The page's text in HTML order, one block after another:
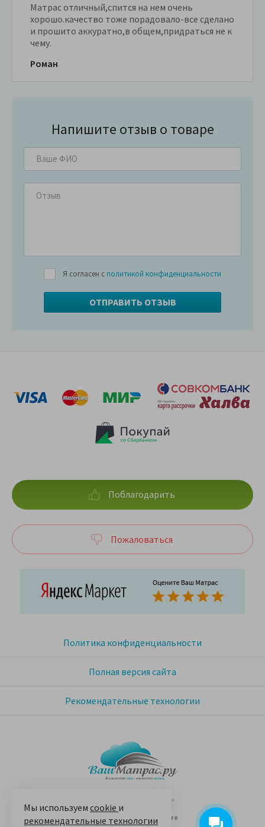
Матрас отличный,спится на нем очень
хорошо.качество тоже порадовало-все сделано
и прошито аккуратно,в общем,придраться не к
чему.
Роман
Напишите отзыв о товаре
Я согласен с политикой конфиденциальности
© 2005-2026 «Ваш матрас»
14 лет на Яндекс.Маркете
Политика конфиденциальности
Полная версия сайта
Рекомендательные технологии
Поблагодарить
Пожаловаться
Мы используем cookie и
рекомендательные технологии